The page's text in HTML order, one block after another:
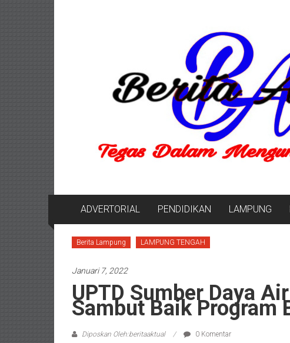
ADVERTORIAL PENDIDIKAN LAMPUNG
Berita Lampung LAMPUNG TENGAH
Januari 7, 2022
UPTD Sumber Daya
Sambut Baik Program
Diposkan Oleh:beritaaktual 0 Komentar